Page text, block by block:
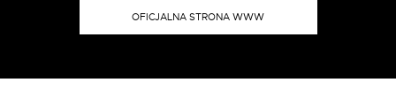
OFICJALNA STRONA WWW